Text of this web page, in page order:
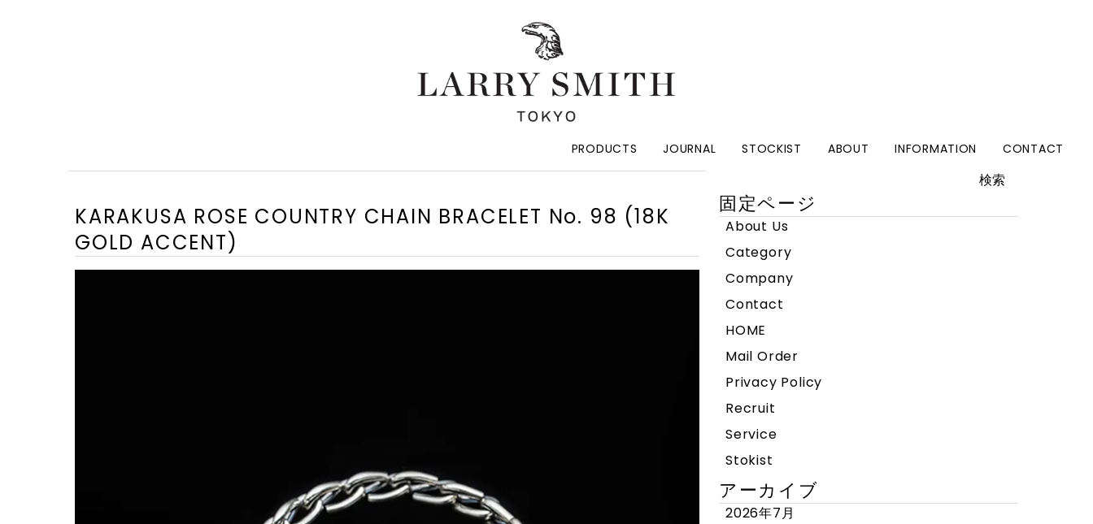
PRODUCTS JOURNAL STOCKIST ABOUT INFORMATION CONTACT
KARAKUSA ROSE COUNTRY CHAIN BRACELET No. 98 (18K
GOLD ACCENT)
索:
固定ページ
About Us
Category
Company
Contact
HOME
Mail Order
Privacy Policy
Recruit
Service
Stokist
アーカイブ
2026年7月